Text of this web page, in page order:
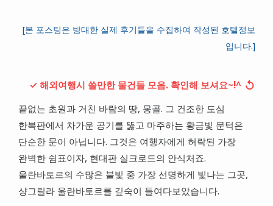
스페인
[본 포스팅은 방대한 실제 후기들을 수집하여 작성된 호텔정보
입니다.]
✓ 해외여행시 쓸만한 물건들 모음. 확인해 보셔요~!^ ↺
끝없는 초원과 거친 바람의 땅, 몽골. 그 건조한 도심
한복판에서 차가운 공기를 뚫고 마주하는 황금빛 문턱은
단순한 문이 아닙니다. 그것은 여행자에게 허락된 가장
완벽한 쉼표이자, 현대판 실크로드의 안식처죠.
울란바토르의 수많은 불빛 중 가장 선명하게 빛나는 그곳,
샹그릴라 울란바토르를 깊숙이 들여다보았습니다.